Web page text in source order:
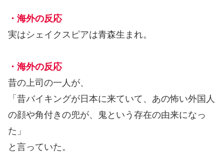
・海外の反応
実はシェイクスピアは青森生まれ。
・海外の反応
昔の上司の一人が、
「昔バイキングが日本に来ていて、あの怖い外国人
の顔や角付きの兜が、鬼という存在の由来になっ
た」
と言っていた。